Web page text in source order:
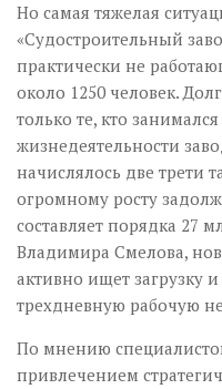
Но самая тяжелая
«Судостроительный
практически не
около 1250 человек.
только те, кто
жизнедеятельности
начислялось две трети
огромному росту
составляет порядка 27
Владимира Смелова,
активно ищет загрузку
трехдневную рабочую
По мнению
привлечением